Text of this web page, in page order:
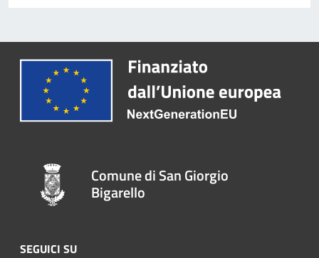
Comune di San Giorgio
Bigarello
SEGUICI SU